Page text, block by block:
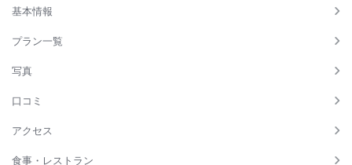
基本情報
プラン一覧
写真
口コミ
アクセス
食事・レストラン